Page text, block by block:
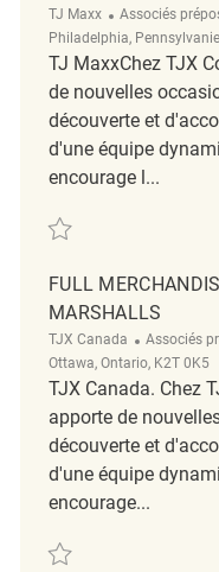
TJ Maxx Catégorie
Associés
Philadelphia,
TJ MaxxChez TJX
de nouvelles
découverte et
d'une équipe
encourage l...
Sauvegarder
FULL
MARSHALLS
TJX Canada Catégorie
Associés
Ottawa, Ontario, K2T 0K5
TJX Canada. Chez
apporte de
découverte et
d'une équipe
encourage...
Sauvegarder full